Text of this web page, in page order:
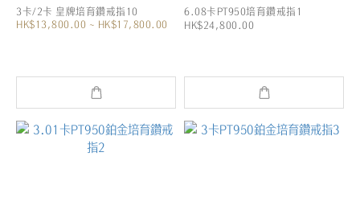
3卡/2卡 皇牌培育鑽戒指10
HK$13,800.00 ~ HK$17,800.00
6.08卡PT950培育鑽戒指1
HK$24,800.00